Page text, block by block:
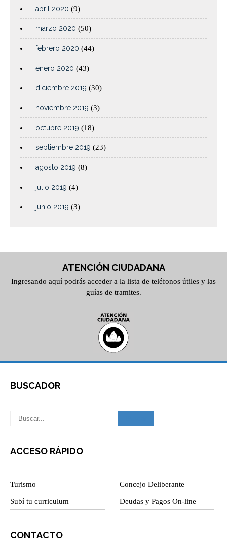
abril 2020 (9)
marzo 2020 (50)
febrero 2020 (44)
enero 2020 (43)
diciembre 2019 (30)
noviembre 2019 (3)
octubre 2019 (18)
septiembre 2019 (23)
agosto 2019 (8)
julio 2019 (4)
junio 2019 (3)
ATENCIÓN CIUDADANA
Ingresando aquí podrás acceder a la lista de teléfonos útiles y las
guías de tramites.
BUSCADOR
ACCESO RÁPIDO
Turismo Concejo Deliberante
Subí tu curriculum Deudas y Pagos On-line
CONTACTO